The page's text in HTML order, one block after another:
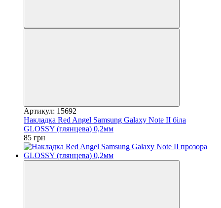
Артикул: 15692
Накладка Red Angel Samsung Galaxy Note II біла
GLOSSY (глянцева) 0,2мм
85 грн